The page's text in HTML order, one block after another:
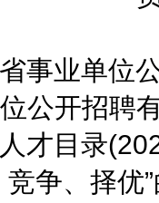
业单位公
公开招聘
才目录
竞争、择